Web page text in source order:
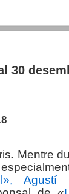
30
Mentre
Agustí